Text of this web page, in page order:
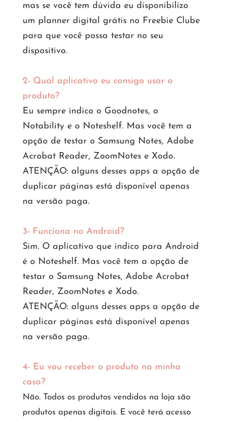
mas se você tem dúvida eu disponibilizo
um planner digital grátis no Freebie Clube
para que você possa testar no seu
dispositivo.
2- Qual aplicativo eu consigo usar o
produto?
Eu sempre indico o Goodnotes, o
Notability e o Noteshelf. Mas você tem a
opção de testar o Samsung Notes, Adobe
Acrobat Reader, ZoomNotes e Xodo.
ATENÇÃO: alguns desses apps a opção de
duplicar páginas está disponível apenas
na versão paga.
3- Funciona no Android?
Sim. O aplicativo que indico para Android
é o Noteshelf. Mas você tem a opção de
testar o Samsung Notes, Adobe Acrobat
Reader, ZoomNotes e Xodo.
ATENÇÃO: alguns desses apps a opção de
duplicar páginas está disponível apenas
na versão paga.
4- Eu vou receber o produto na minha
casa?
Não. Todos os produtos vendidos na loja são
produtos apenas digitais. E você terá acesso